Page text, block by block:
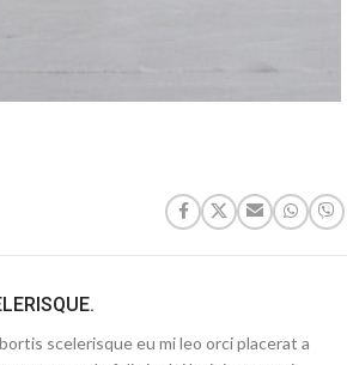
scelerisque eu mi leo orci placerat a